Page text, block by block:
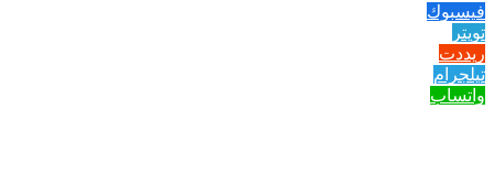
فيسبوك
تويتر
ريددت
تيلجرام
واتساب